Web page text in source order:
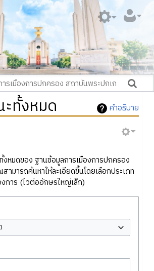
คำอธิบาย
ทั้งหมด
หมดของ ฐานข้อมูลการเมืองการปกครอง
มารถค้นหาให้ละเอียดขึ้นโดยเลือกประเภท
การ (ไวต่ออักษรใหญ่เล็ก)